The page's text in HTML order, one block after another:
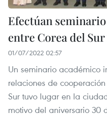
Efectúan
entre Corea del
01/07/2022 02:57
Un seminario académico
relaciones de
Sur tuvo lugar en la
motivo del aniversario 30